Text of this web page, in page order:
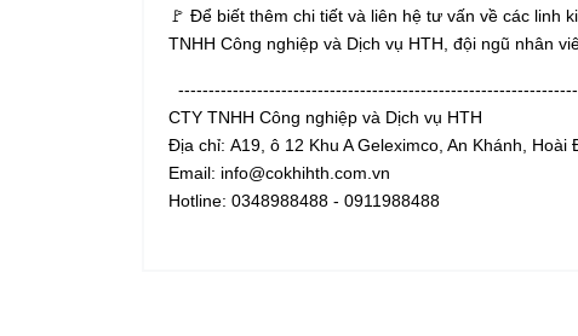
🚩 Để biết thêm chi tiết và liên hệ tư vấn về các linh
TNHH Công nghiệp và Dịch vụ HTH, đội ngũ nhân
CTY TNHH Công nghiệp và Dịch vụ HTH
Địa chỉ: A19, ô 12 Khu A Geleximco, An Khánh, Hoài
Email: info@cokhihth.com.vn
Hotline: 0348988488 - 0911988488